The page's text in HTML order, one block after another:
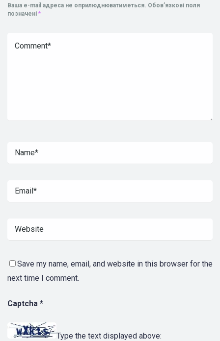
Ваша e-mail адреса не оприлюднюватиметься. Обов’язкові поля
позначені *
Save my name, email, and website in this browser for the
next time I comment.
Captcha *
Type the text displayed above: